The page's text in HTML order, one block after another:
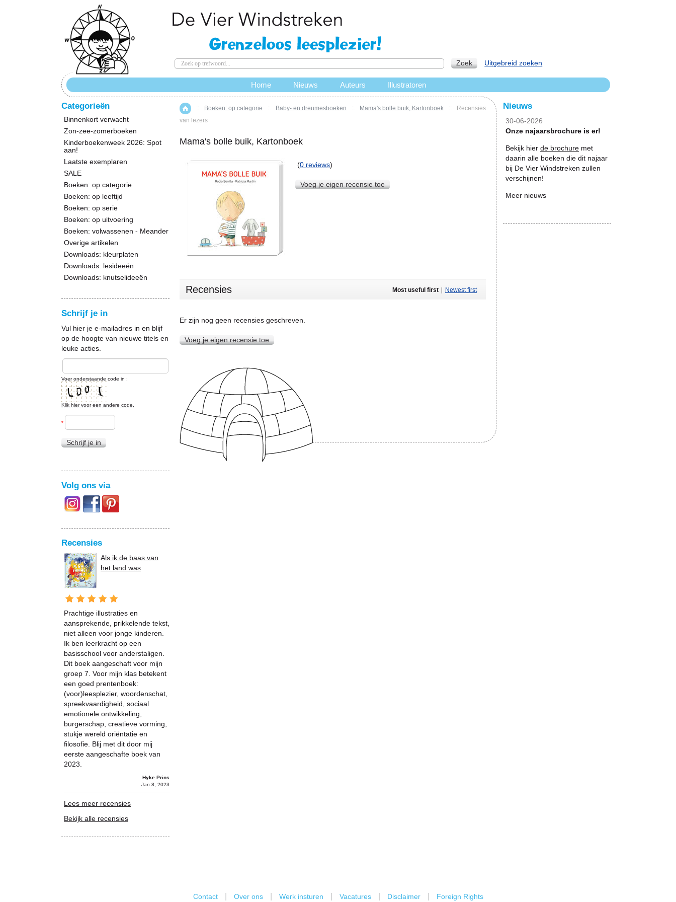
Home
:: Boeken: op categorie :: Baby- en dreumesboeken :: Mama's bolle buik, Kartonboek ::
Recensies
van lezers
Mama's bolle buik, Kartonboek
(0 reviews)
Voeg je eigen recensie toe
Recensies Most useful first Newest first
Er zijn nog geen recensies geschreven.
Voeg je eigen recensie toe
Categorieën
Binnenkort verwacht
Zon-zee-zomerboeken
Kinderboekenweek 2026: Spot
aan!
Laatste exemplaren
SALE
Boeken: op categorie
Boeken: op leeftijd
Boeken: op serie
Boeken: op uitvoering
Boeken: volwassenen - Meander
Overige artikelen
Downloads: kleurplaten
Downloads: lesideeën
Downloads: knutselideeën
Schrijf je in
Vul hier je e-mailadres in en blijf
op de hoogte van nieuwe titels en
leuke acties.
Voer onderstaande code in :
Klik hier voor een andere code.
*
Schrijf je in
Volg ons via
Recensies
Als ik de baas van
het land was
Prachtige illustraties en
aansprekende, prikkelende tekst,
niet alleen voor jonge kinderen.
Ik ben leerkracht op een
basisschool voor anderstaligen.
Dit boek aangeschaft voor mijn
groep 7. Voor mijn klas betekent
een goed prentenboek:
(voor)leesplezier, woordenschat,
spreekvaardigheid, sociaal
emotionele ontwikkeling,
burgerschap, creatieve vorming,
stukje wereld oriëntatie en
filosofie. Blij met dit door mij
eerste aangeschafte boek van
2023.
Hyke Prins
Jan 8, 2023
Lees meer recensies
Bekijk alle recensies
Nieuws
30-06-2026
Onze najaarsbrochure is er!
Bekijk hier de brochure met
daarin alle boeken die dit najaar
bij De Vier Windstreken zullen
verschijnen!
Meer nieuws
Zoek Uitgebreid zoeken
Home Nieuws Auteurs Illustratoren
Contact Over ons Werk insturen Vacatures Disclaimer Foreign Rights